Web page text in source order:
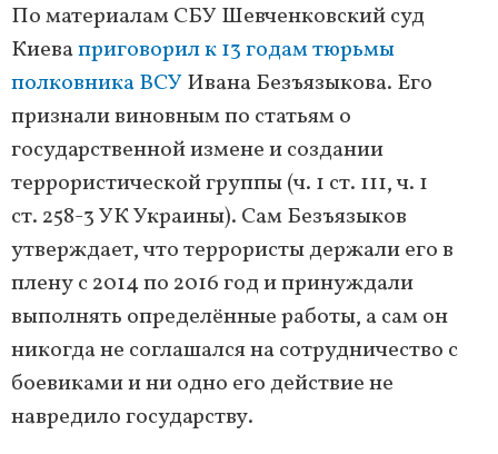
По материалам СБУ Шевченковский суд
Киеваприговорил к 13 годам тюрьмы
полковника ВСУИвана Безъязыкова. Его
признали виновным по статьям о
государственной измене и создании
террористической группы (ч. 1 ст. 111, ч. 1
ст. 258-3 УК Украины). Сам Безъязыков
утверждает, что террористы держали его в
плену с 2014 по 2016 год и принуждали
выполнять определённые работы, а сам он
никогда не соглашался на сотрудничество с
боевиками и ни одно его действие не
навредило государству.